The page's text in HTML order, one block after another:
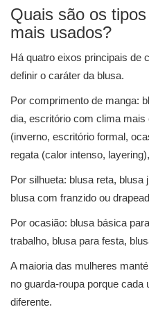
Quais são os
mais usados?
Há quatro eixos principais de
definir o caráter da blusa.
Por comprimento de manga:
dia, escritório com clima mais
(inverno, escritório formal,
regata (calor intenso,
Por silhueta: blusa reta, blusa
blusa com franzido ou
Por ocasião: blusa básica
trabalho, blusa para festa,
A maioria das mulheres
no guarda-roupa porque
diferente.